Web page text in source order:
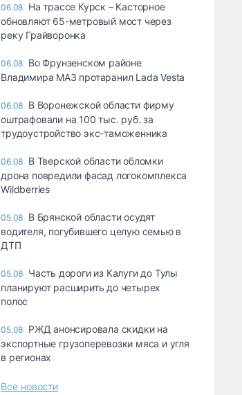
06.08 На трассе Курск – Касторное
обновляют 65-метровый мост через
реку Грайворонка
06.08 Во Фрунзенском районе
Владимира МАЗ протаранил Lada Vesta
06.08 В Воронежской области фирму
оштрафовали на 100 тыс. руб. за
трудоустройство экс-таможенника
06.08 В Тверской области обломки
дрона повредили фасад логокомплекса
Wildberries
05.08 В Брянской области осудят
водителя, погубившего целую семью в
ДТП
05.08 Часть дороги из Калуги до Тулы
планируют расширить до четырех
полос
05.08 РЖД анонсировала скидки на
экспортные грузоперевозки мяса и угля
в регионах
Все новости